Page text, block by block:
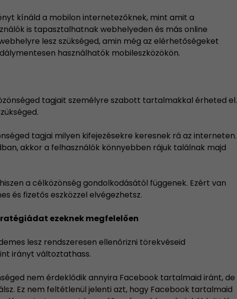
kínáld a mobilon internetezőknek, mint amit a
is tapasztalhatnak webhelyeden és más online
re lesz szükséged, amin még az elérhetőségeket
használhatók mobileszközökön.
tagjait személyre szabott tartalmakkal érheted el.
tagjai milyen kifejezésekre keresnek rá az interneten.
akkor a felhasználók könnyebben rájuk találnak majd
a célközönség gondolkodásától függenek. Ezért van
és fizetős eszközzel elvégezhetsz.
ezeknek megfelelően
lesz rendszeresen ellenőrizni törekvéseid
irányt változtathass.
nem érdeklődik annyira Facebook tartalmaid iránt, de
Ez nem feltétlenül jelenti azt, hogy Facebook tartalmaid